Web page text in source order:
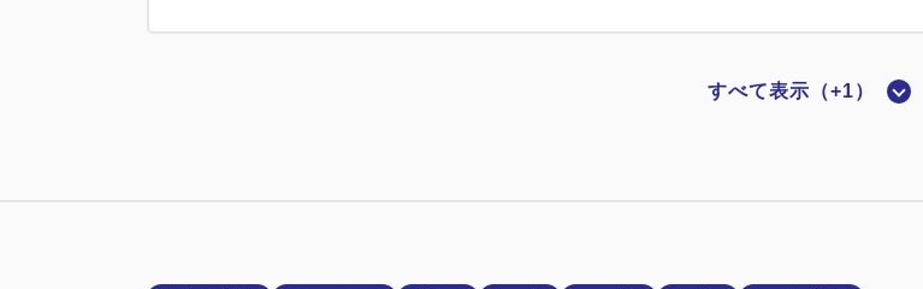
すべて表示（+1）